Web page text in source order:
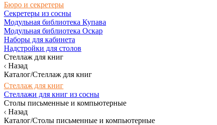
Бюро и секретеры
Секретеры из сосны
Модульная библиотека Купава
Модульная библиотека Оскар
Наборы для кабинета
Надстройки для столов
Стеллаж для книг
Назад
Каталог/Стеллаж для книг
Стеллаж для книг
Стеллажи для книг из сосны
Столы письменные и компьютерные
Назад
Каталог/Столы письменные и компьютерные